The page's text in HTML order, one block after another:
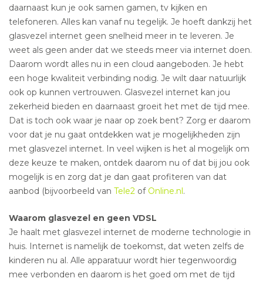
daarnaast kun je ook samen gamen, tv kijken en
telefoneren. Alles kan vanaf nu tegelijk. Je hoeft dankzij het
glasvezel internet geen snelheid meer in te leveren. Je
weet als geen ander dat we steeds meer via internet doen.
Daarom wordt alles nu in een cloud aangeboden. Je hebt
een hoge kwaliteit verbinding nodig. Je wilt daar natuurlijk
ook op kunnen vertrouwen. Glasvezel internet kan jou
zekerheid bieden en daarnaast groeit het met de tijd mee.
Dat is toch ook waar je naar op zoek bent? Zorg er daarom
voor dat je nu gaat ontdekken wat je mogelijkheden zijn
met glasvezel internet. In veel wijken is het al mogelijk om
deze keuze te maken, ontdek daarom nu of dat bij jou ook
mogelijk is en zorg dat je dan gaat profiteren van dat
aanbod (bijvoorbeeld van Tele2 of Online.nl.
Waarom glasvezel en geen VDSL
Je haalt met glasvezel internet de moderne technologie in
huis. Internet is namelijk de toekomst, dat weten zelfs de
kinderen nu al. Alle apparatuur wordt hier tegenwoordig
mee verbonden en daarom is het goed om met de tijd